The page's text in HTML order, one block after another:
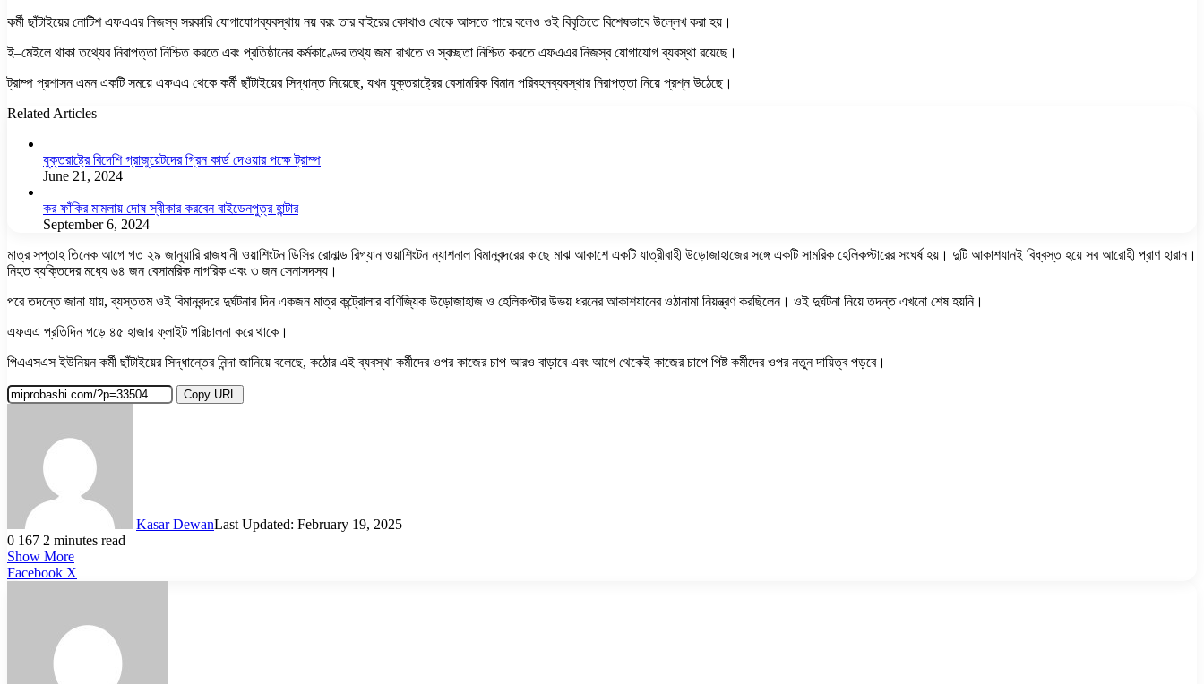
কর্মী ছাঁটাইয়ের নোটিশ এফএএর নিজস্ব সরকারি যোগাযোগব্যবস্থায় নয় বরং তার বাইরের কোথাও থেকে আসতে পারে বলেও ওই বিবৃতিতে বিশেষভাবে উল্লেখ করা হয়।
ই–মেইলে থাকা তথ্যের নিরাপত্তা নিশ্চিত করতে এবং প্রতিষ্ঠানের কর্মকাণ্ডের তথ্য জমা রাখতে ও স্বচ্ছতা নিশ্চিত করতে এফএএর নিজস্ব যোগাযোগ ব্যবস্থা রয়েছে।
ট্রাম্প প্রশাসন এমন একটি সময়ে এফএএ থেকে কর্মী ছাঁটাইয়ের সিদ্ধান্ত নিয়েছে, যখন যুক্তরাষ্ট্রের বেসামরিক বিমান পরিবহনব্যবস্থার নিরাপত্তা নিয়ে প্রশ্ন উঠেছে।
Related Articles
যুক্তরাষ্ট্রে বিদেশি গ্রাজুয়েটদের গ্রিন কার্ড দেওয়ার পক্ষে ট্রাম্প
June 21, 2024
কর ফাঁকির মামলায় দোষ স্বীকার করবেন বাইডেনপুত্র হান্টার
September 6, 2024
মাত্র সপ্তাহ তিনেক আগে গত ২৯ জানুয়ারি রাজধানী ওয়াশিংটন ডিসির রোনাল্ড রিগ্যান ওয়াশিংটন ন্যাশনাল বিমানবন্দরের কাছে মাঝ আকাশে একটি যাত্রীবাহী উড়োজাহাজের সঙ্গে একটি সামরিক হেলিকপ্টারের সংঘর্ষ হয়। দুটি আকাশযানই বিধ্বস্ত হয়ে সব আরোহী প্রাণ হারান।
নিহত ব্যক্তিদের মধ্যে ৬৪ জন বেসামরিক নাগরিক এবং ৩ জন সেনাসদস্য।
পরে তদন্তে জানা যায়, ব্যস্ততম ওই বিমানবন্দরে দুর্ঘটনার দিন একজন মাত্র কন্ট্রোলার বাণিজ্যিক উড়োজাহাজ ও হেলিকপ্টার উভয় ধরনের আকাশযানের ওঠানামা নিয়ন্ত্রণ করছিলেন। ওই দুর্ঘটনা নিয়ে তদন্ত এখনো শেষ হয়নি।
এফএএ প্রতিদিন গড়ে ৪৫ হাজার ফ্লাইট পরিচালনা করে থাকে।
পিএএসএস ইউনিয়ন কর্মী ছাঁটাইয়ের সিদ্ধান্তের নিন্দা জানিয়ে বলেছে, কঠোর এই ব্যবস্থা কর্মীদের ওপর কাজের চাপ আরও বাড়াবে এবং আগে থেকেই কাজের চাপে পিষ্ট কর্মীদের ওপর নতুন দায়িত্ব পড়বে।
Copy URL
Kasar DewanLast Updated: February 19, 2025
0 167 2 minutes read
Show More
Facebook X